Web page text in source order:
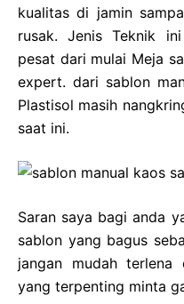
kualitas di jamin
rusak. Jenis Teknik
pesat dari mulai Meja
expert. dari sablon
Plastisol masih
saat ini.
Saran saya bagi anda
sablon yang bagus
jangan mudah terlena
yang terpenting minta